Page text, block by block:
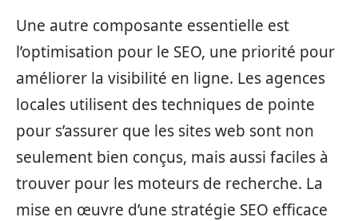
Une autre composante essentielle est
l’optimisation pour le SEO, une priorité pour
améliorer la visibilité en ligne. Les agences
locales utilisent des techniques de pointe
pour s’assurer que les sites web sont non
seulement bien conçus, mais aussi faciles à
trouver pour les moteurs de recherche. La
mise en œuvre d’une stratégie SEO efficace